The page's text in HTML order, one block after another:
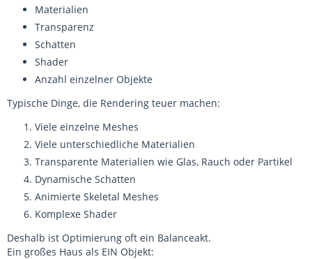
Materialien
Transparenz
Schatten
Shader
Anzahl einzelner Objekte
Typische Dinge, die Rendering teuer machen:
Viele einzelne Meshes
Viele unterschiedliche Materialien
Transparente Materialien wie Glas, Rauch oder Partikel
Dynamische Schatten
Animierte Skeletal Meshes
Komplexe Shader
Deshalb ist Optimierung oft ein Balanceakt.
Ein großes Haus als EIN Objekt: